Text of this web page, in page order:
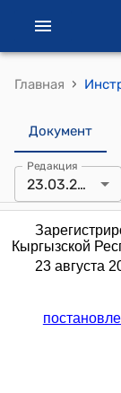
Главная ›
Документ
Редакция
23.03.2022